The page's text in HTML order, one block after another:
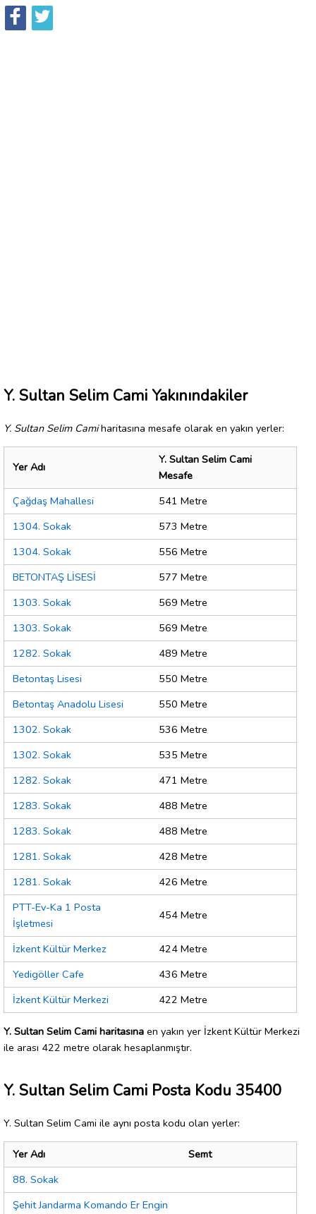
Y. Sultan Selim Cami Yakınındakiler
Y. Sultan Selim Camiharitasına mesafe olarak en yakın yerler:
Yer Adı
Y. Sultan Selim Cami
Mesafe
Çağdaş Mahallesi
541 Metre
1304. Sokak
573 Metre
1304. Sokak
556 Metre
BETONTAŞ LİSESİ
577 Metre
1303. Sokak
569 Metre
1303. Sokak
569 Metre
1282. Sokak
489 Metre
Betontaş Lisesi
550 Metre
Betontaş Anadolu Lisesi
550 Metre
1302. Sokak
536 Metre
1302. Sokak
535 Metre
1282. Sokak
471 Metre
1283. Sokak
488 Metre
1283. Sokak
488 Metre
1281. Sokak
428 Metre
1281. Sokak
426 Metre
PTT-Ev-Ka 1 Posta
İşletmesi
454 Metre
İzkent Kültür Merkez
424 Metre
Yedigöller Cafe
436 Metre
İzkent Kültür Merkezi
422 Metre
Y. Sultan Selim Cami haritasına en yakın yer İzkent Kültür Merkezi
ile arası 422 metre olarak hesaplanmıştır.
Y. Sultan Selim Cami Posta Kodu 35400
Y. Sultan Selim Cami ile aynı posta kodu olan yerler:
Yer Adı
Semt
88. Sokak
Şehit Jandarma Komando Er Engin